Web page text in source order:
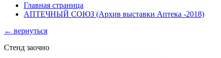
Главная страница
АПТЕЧНЫЙ СОЮЗ (Архив выставки Аптека -2018)
← вернуться
Стенд заочно